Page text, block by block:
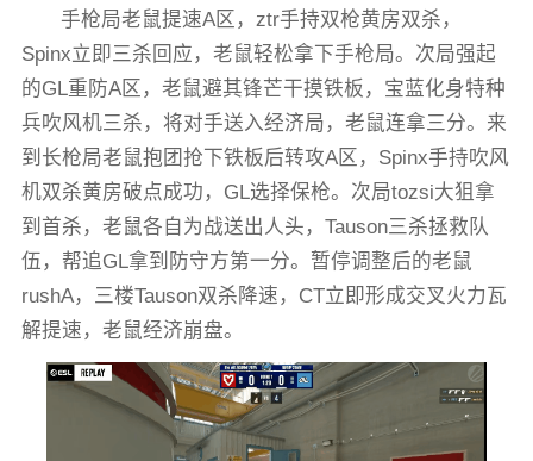
手枪局老鼠提速A区，ztr手持双枪黄房双杀，
Spinx立即三杀回应，老鼠轻松拿下手枪局。次局强起
的GL重防A区，老鼠避其锋芒干摸铁板，宝蓝化身特种
兵吹风机三杀，将对手送入经济局，老鼠连拿三分。来
到长枪局老鼠抱团抢下铁板后转攻A区，Spinx手持吹风
机双杀黄房破点成功，GL选择保枪。次局tozsi大狙拿
到首杀，老鼠各自为战送出人头，Tauson三杀拯救队
伍，帮追GL拿到防守方第一分。暂停调整后的老鼠
rushA，三楼Tauson双杀降速，CT立即形成交叉火力瓦
解提速，老鼠经济崩盘。